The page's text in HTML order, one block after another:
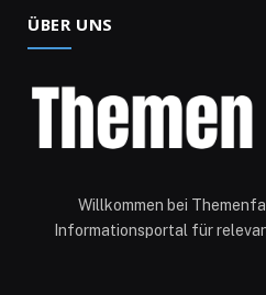
ÜBER UNS
Willkommen bei
Informationsportal für